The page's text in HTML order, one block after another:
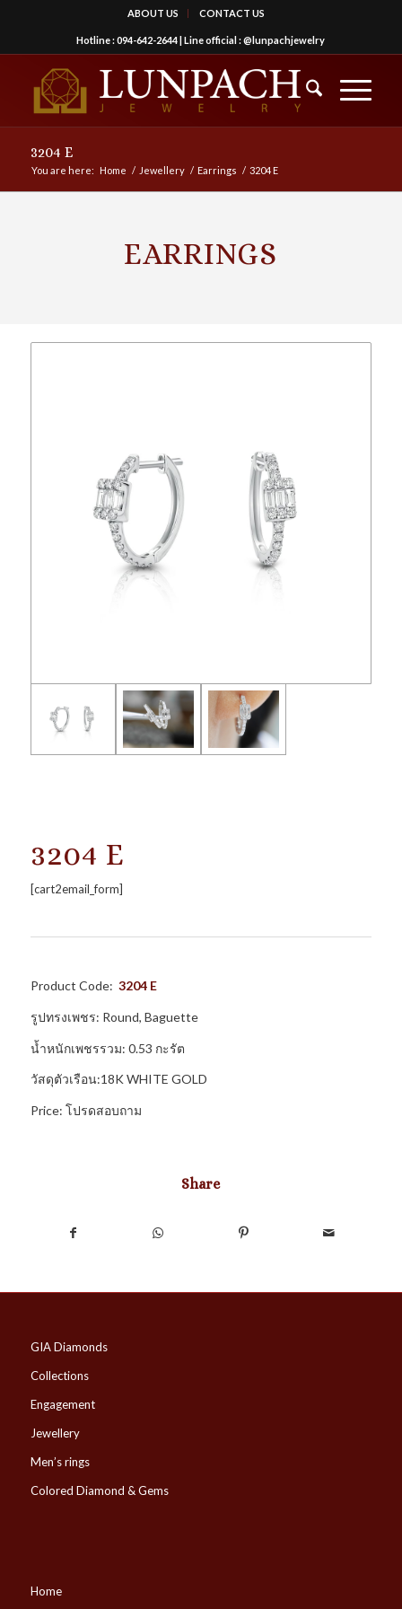
ABOUT US CONTACT US
Hotline :094-642-2644| Line official :@lunpachjewelry
3204 E
You are here: Home / Jewellery / Earrings / 3204 E
EARRINGS
3204 E
[cart2email_form]
Product Code: 3204 E
รูปทรงเพชร: Round, Baguette
น้ำหนักเพชรรวม: 0.53 กะรัต
วัสดุตัวเรือน:18K WHITE GOLD
Price: โปรดสอบถาม
Share
GIA Diamonds
Collections
Engagement
Jewellery
Men’s rings
Colored Diamond & Gems
Home